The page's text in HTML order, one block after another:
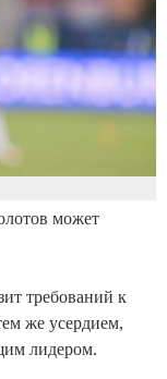
может
требований к
же усердием,
лидером.